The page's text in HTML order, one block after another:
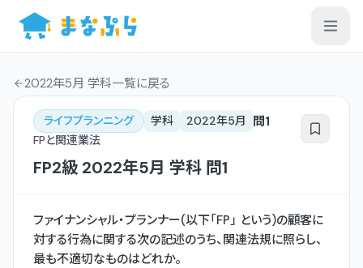
2022年5月 学科一覧に戻る
ライフプランニング 学科 2022年5月 問1
FPと関連業法
FP2級 2022年5月 学科 問1
ファイナンシャル・プランナー(以下「FP」 という)の顧客に
対する行為に関する次の記述のうち、関連法規に照らし、
最も不適切なものはどれか。